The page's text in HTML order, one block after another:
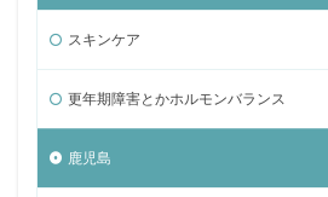
スキンケア
更年期障害とかホルモンバランス
鹿児島